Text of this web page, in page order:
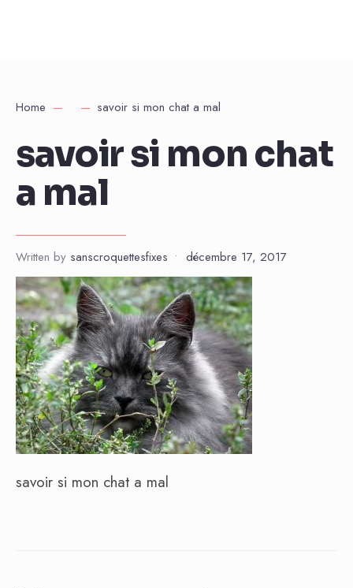
Home savoir si mon chat a mal
savoir si mon chat
a mal
Written by sanscroquettesfixes • décembre 17, 2017
savoir si mon chat a mal